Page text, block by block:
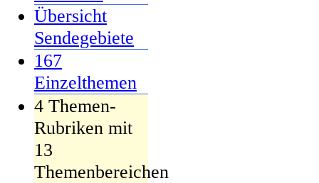
Übersicht
Sendegebiete
167
Einzelthemen
4 Themen-
Rubriken mit
13
Themenbereichen